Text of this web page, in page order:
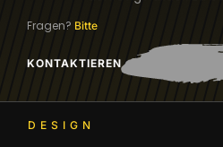
Fragen? Bitte
KONTAKTIEREN
DESIGN